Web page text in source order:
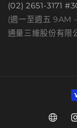
(02) 2651-3171
(週一至週五 9AM
通量三維股份有
Web